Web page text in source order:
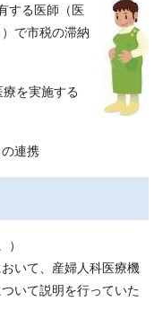
する医師（医
で市税の滞納
を実施する
連携
いて、産婦人科医療機
いて説明を行っていた